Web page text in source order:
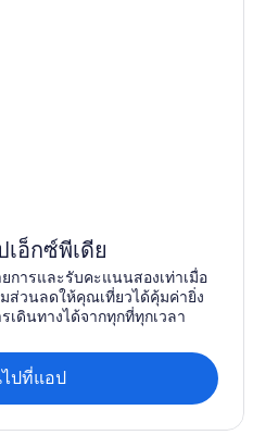
อ็กซ์พีเดีย
การและรับคะแนนสองเท่าเมื่อ
ส่วนลดให้คุณเที่ยวได้คุ้มค่ายิ่ง
ดินทางได้จากทุกที่ทุกเวลา
ไปที่แอป